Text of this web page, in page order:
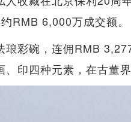
RMB 6,000万成交额。
彩碗，连佣RMB
印四种元素，在古董